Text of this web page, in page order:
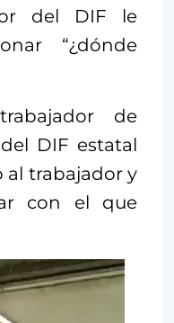
del DIF le
“¿dónde
de
DIF estatal
al trabajador y
con el que